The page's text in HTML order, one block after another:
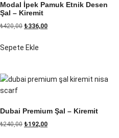
Modal İpek Pamuk Etnik Desen
Şal – Kiremit
₺420,00 ₺336,00
Sepete Ekle
Dubai Premium Şal – Kiremit
₺240,00 ₺192,00